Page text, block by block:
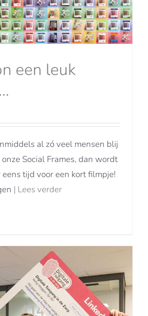
een leuk
al zó veel mensen blij
Social Frames, dan wordt
tijd voor een kort filmpje!
| Lees verder